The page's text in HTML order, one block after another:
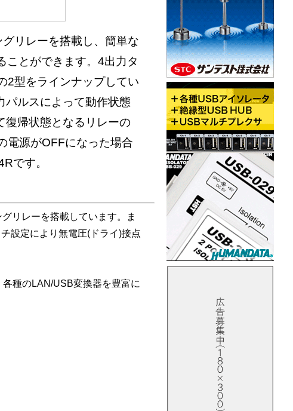
リレーを搭載し、簡単な
ことができます。4出力タ
2型をラインナップしてい
パルスによって動作状態
復帰状態となるリレーの
電源がOFFになった場合
です。
リレーを搭載しています。ま
設定により無電圧(ドライ)接点
種のLAN/USB変換器を豊富に